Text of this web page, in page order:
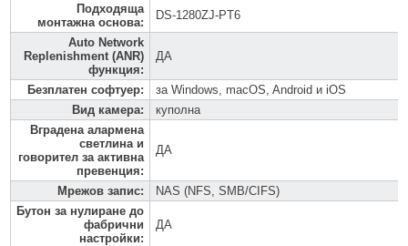
Подходяща
монтажна основа:
DS-1280ZJ-PT6
Auto Network
Replenishment (ANR)
функция:
ДА
Безплатен софтуер:
за Windows, macOS, Android и iOS
Вид камера:
куполна
Вградена алармена
светлина и
говорител за активна
превенция:
ДА
Мрежов запис:
NAS (NFS, SMB/CIFS)
Бутон за нулиране до
фабрични
настройки:
ДА